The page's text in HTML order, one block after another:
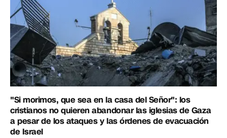
"Si morimos, que sea en la casa del Señor": los
cristianos no quieren abandonar las iglesias de Gaza
a pesar de los ataques y las órdenes de evacuación
de Israel